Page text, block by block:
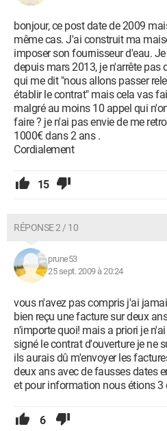
bonjour, ce post date de 2009
même cas. J'ai construit ma
imposer son fournisseur d'eau.
depuis mars 2013, je n'arrête pas
qui me dit "nous allons passer
établir le contrat" mais cela vas
malgré au moins 10 appel qui
faire ? je n'ai pas envie de me
1000€ dans 2 ans .
Cordialement
15
RÉPONSE 2 / 10
prune53
25 sept. 2009 à 20:24
vous n'avez pas compris j'ai
bien reçu une facture sur deux
n'importe quoi! mais a priori je
signé le contrat d'ouverture je ne
ils aurais dû m'envoyer les
deux ans avec de fausses dates
et pour information nous étions 3
6